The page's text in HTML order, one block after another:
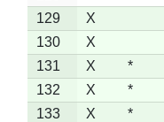
129
X
130
X
131
X *
132
X *
133
X *